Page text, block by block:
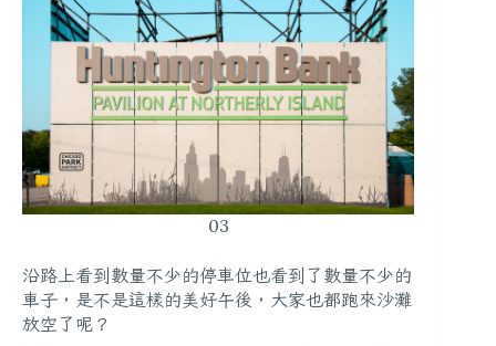
03
沿路上看到數量不少的停車位也看到了數量不少的
車子，是不是這樣的美好午後，大家也都跑來沙灘
放空了呢？